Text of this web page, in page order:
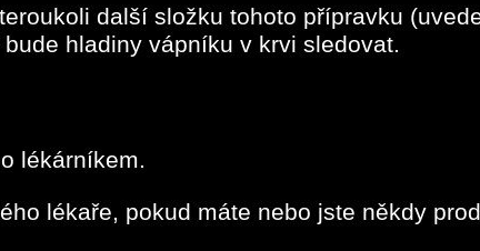
další složku tohoto přípravku
hladiny vápníku v krvi sledovat.
lékárníkem.
lékaře, pokud máte nebo jste někdy